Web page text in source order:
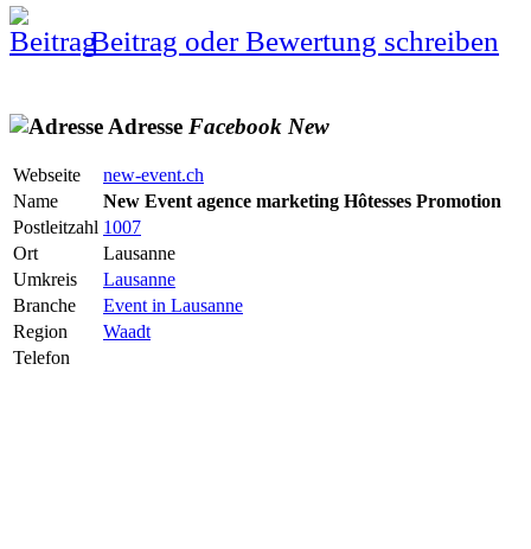
Beitrag oder Bewertung schreiben
Adresse Facebook New
Webseite
new-event.ch
Name
New Event agence marketing Hôtesses Promotion
Postleitzahl 1007
Ort
Lausanne
Umkreis
Lausanne
Branche
Event in Lausanne
Region
Waadt
Telefon